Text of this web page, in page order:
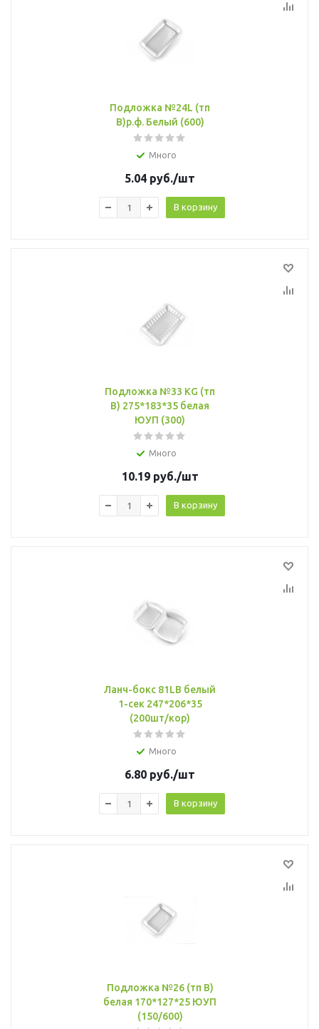
Подложка №24L (тп
В)р.ф. Белый (600)
Много
5.04 руб./шт
В корзину
Подложка №33 KG (тп
B) 275*183*35 белая
ЮУП (300)
Много
10.19руб./шт
В корзину
Ланч-бокс 81LB белый
1-сек 247*206*35
(200шт/кор)
Много
6.80 руб./шт
В корзину
Подложка №26 (тп B)
белая 170*127*25 ЮУП
(150/600)